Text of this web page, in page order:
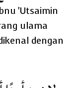
'Utsaimin
ulama
dengan